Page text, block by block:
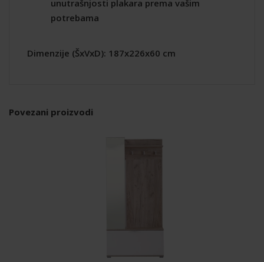
unutrašnjosti plakara prema vašim
potrebama
Dimenzije (ŠxVxD): 187x226x60 cm
Povezani proizvodi